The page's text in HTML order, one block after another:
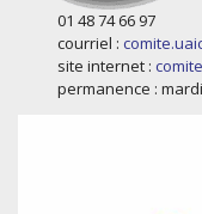
01 48 74 66 97
courriel :
site internet :
permanence :